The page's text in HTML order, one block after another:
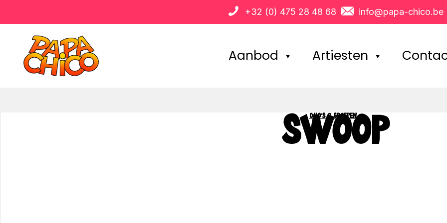
+32 (0) 475 28 48 68 info@papa-chico.be
Aanbod Artiesten
DUO'S & GROEPEN>
SWOOP